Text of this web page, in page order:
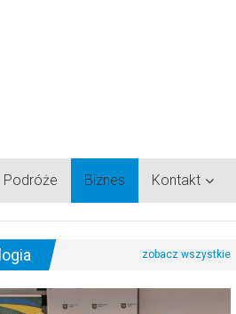
Podróże Biznes Kontakt